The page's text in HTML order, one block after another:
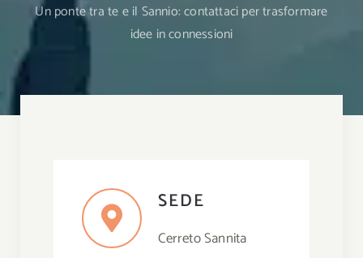
Un ponte tra te e il Sannio: contattaci per trasformare
idee in connessioni
SEDE
Cerreto Sannita